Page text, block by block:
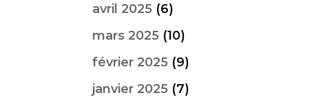
avril 2025 (6)
mars 2025 (10)
février 2025 (9)
janvier 2025 (7)